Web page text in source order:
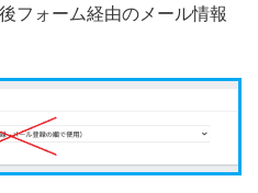
フォーム経由のメール情報